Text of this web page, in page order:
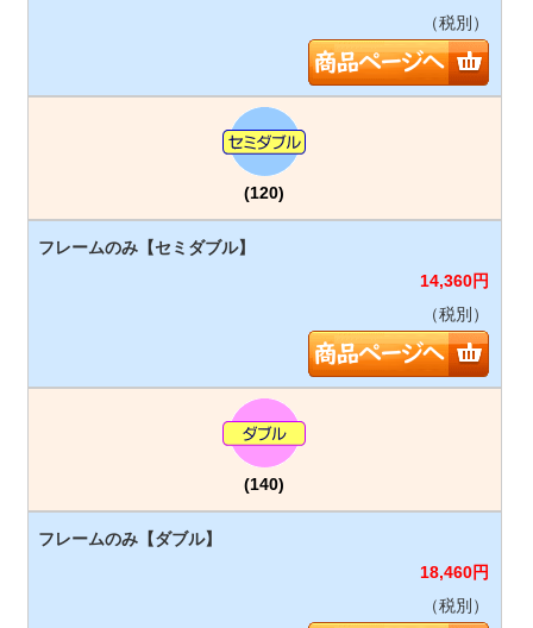
（税別）
(120)
14,360円
（税別）
(140)
18,460円
（税別）